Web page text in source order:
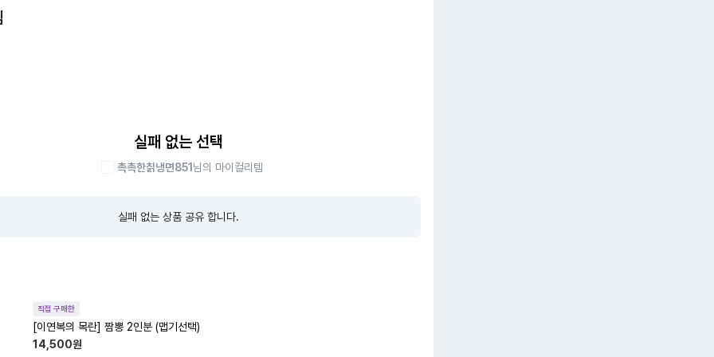
실패 없는 선택
촉촉한칡냉면851 님의 마이컬리템
실패 없는 상품 공유 합니다.
직접 구매한
[이연복의 목란] 짬뽕 2인분 (맵기선택)
14,500원